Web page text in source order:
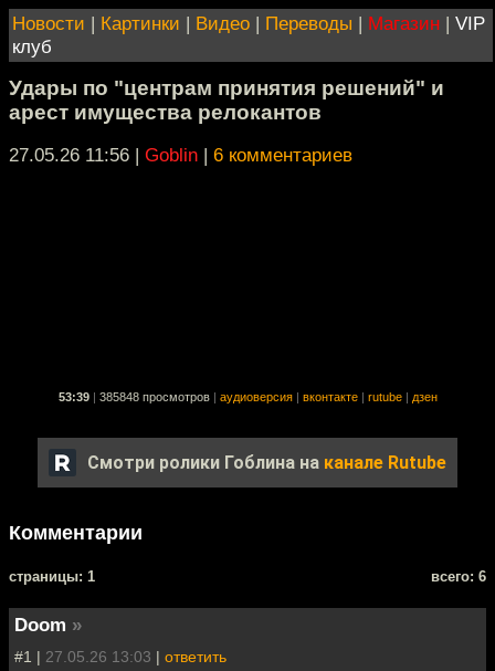
Новости | Картинки | Видео | Переводы | Магазин | VIP
клуб
Удары по "центрам принятия решений" и
арест имущества релокантов
27.05.26 11:56 | Goblin | 6 комментариев
53:39 385848 просмотров аудиоверсия вконтакте rutube дзен
Смотри ролики Гоблина на канале Rutube
Комментарии
cтраницы: 1 всего: 6
Doom »
#1 | 27.05.26 13:03 | ответить